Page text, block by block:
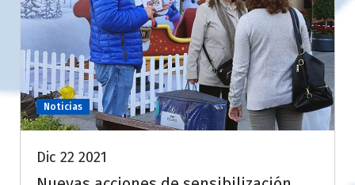
Noticias
Dic 22 2021